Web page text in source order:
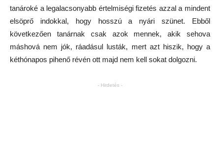
tanároké a legalacsonyabb értelmiségi fizetés azzal a mindent
elsöprő indokkal, hogy hosszú a nyári szünet. Ebből
következően tanárnak csak azok mennek, akik sehova
máshová nem jók, ráadásul lusták, mert azt hiszik, hogy a
kéthónapos pihenő révén ott majd nem kell sokat dolgozni.
- Hirdetés -